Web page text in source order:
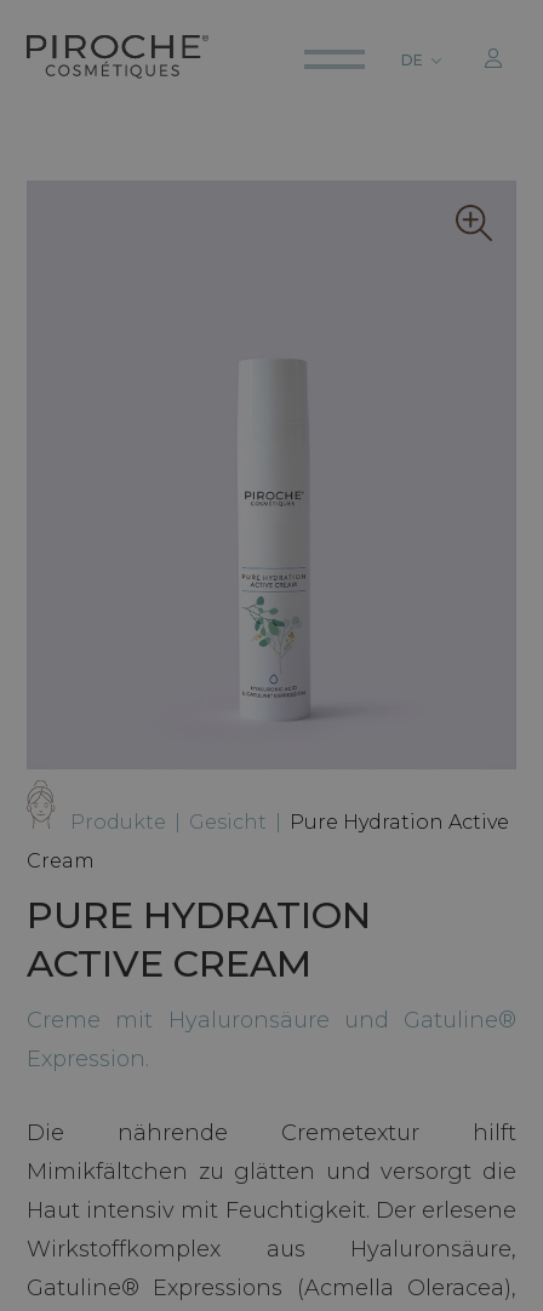
DE
DEUTSCH
Produkte Gesicht
Pure Hydration Active
Cream
PURE HYDRATION
ACTIVE CREAM
Creme mit Hyaluronsäure und Gatuline®
Expression.
Die nährende Cremetextur hilft
Mimikfältchen zu glätten und versorgt die
Haut intensiv mit Feuchtigkeit. Der erlesene
Wirkstoffkomplex aus Hyaluronsäure,
Gatuline® Expressions (Acmella Oleracea),